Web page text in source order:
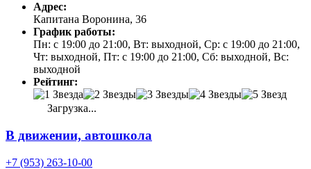
Адрес:
Капитана Воронина, 36
График работы:
Пн: с 19:00 до 21:00, Вт: выходной, Ср: с 19:00 до 21:00,
Чт: выходной, Пт: с 19:00 до 21:00, Сб: выходной, Вс:
выходной
Рейтинг:
Загрузка...
В движении, автошкола
+7 (953) 263-10-00